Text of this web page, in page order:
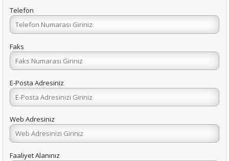
Telefon
Faks
E-Posta Adresiniz
Web Adresiniz
Faaliyet Alanınız